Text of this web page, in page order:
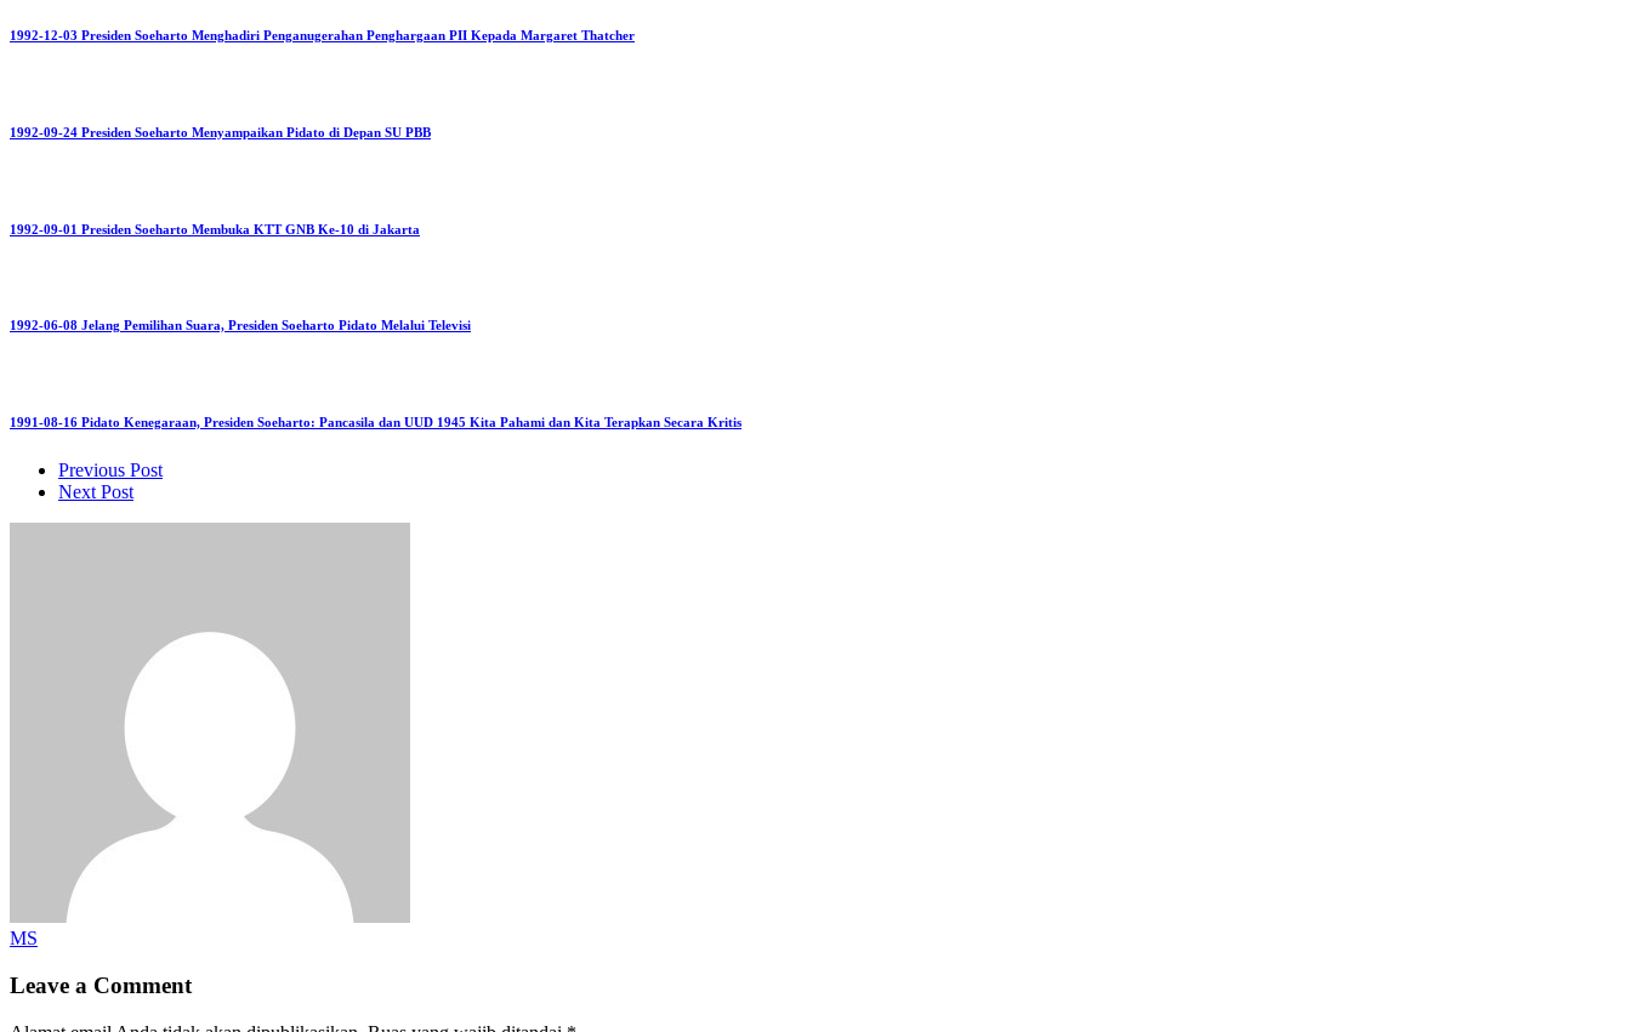
1992-12-03 Presiden Soeharto Menghadiri Penganugerahan Penghargaan PII Kepada Margaret Thatcher
1992-09-24 Presiden Soeharto Menyampaikan Pidato di Depan SU PBB
1992-09-01 Presiden Soeharto Membuka KTT GNB Ke-10 di Jakarta
1992-06-08 Jelang Pemilihan Suara, Presiden Soeharto Pidato Melalui Televisi
1991-08-16 Pidato Kenegaraan, Presiden Soeharto: Pancasila dan UUD 1945 Kita Pahami dan Kita Terapkan Secara Kritis
Post navigation
Previous Post
Next Post
MS
Leave a Comment